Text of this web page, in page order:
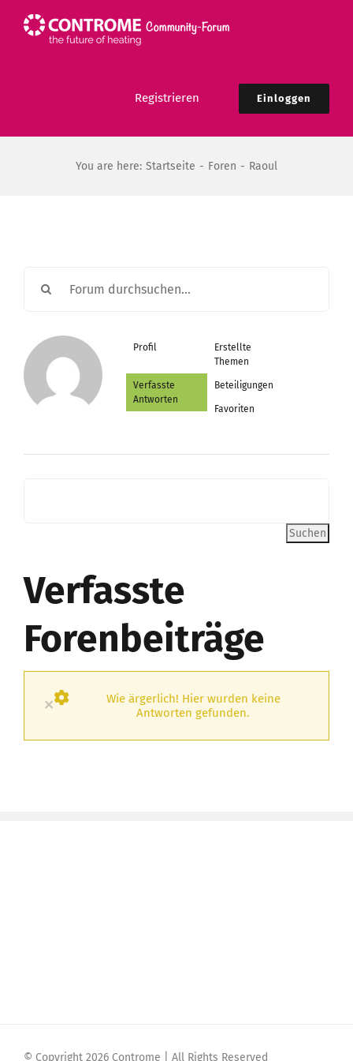
Inhalt
Registrieren Einloggen
You are here: Startseite Foren Raoul
Profil
Erstellte
Themen
Verfasste
Antworten
Beteiligungen
Favoriten
Verfasste
Forenbeiträge
×
Wie ärgerlich! Hier wurden keine
Antworten gefunden.
© Copyright 2026 Controme | All Rights Reserved